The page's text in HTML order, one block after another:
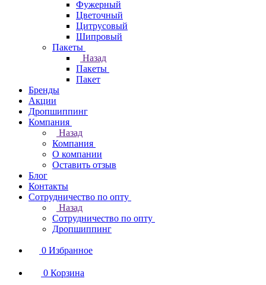
Фужерный
Цветочный
Цитрусовый
Шипровый
Пакеты
Назад
Пакеты
Пакет
Бренды
Акции
Дропшиппинг
Компания
Назад
Компания
О компании
Оставить отзыв
Блог
Контакты
Сотрудничество по опту
Назад
Сотрудничество по опту
Дропшиппинг
0 Избранное
0 Корзина